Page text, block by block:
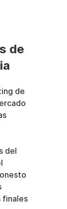
de
de
del
finales